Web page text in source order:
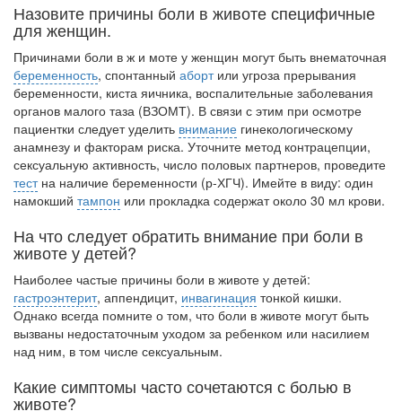
Назовите причины боли в животе специфичные
для женщин.
Причинами боли в ж и моте у женщин могут быть внематочная
беременность, спон­танный абортили угроза прерывания
беременности, киста яичника, воспалительные заболевания
органов малого таза (ВЗОМТ). В связи с этим при осмотре
пациентки следует уделить внимание гинекологическому
анамнезу и факторам риска. Уточните метод контрацепции,
сексуальную активность, число половых партнеров, проведите
тестна наличие беременности (р-ХГЧ). Имейте в виду: один
намокший тампон или прокладка содержат около 30 мл крови.
На что следует обратить внимание при боли в
животе у детей?
Наиболее частые причины боли в животе у детей:
гастроэнтерит, аппендицит, инвагинация тонкой кишки.
Однако всегда помните о том, что боли в животе могут быть
вызваны недостаточным уходом за ребенком или насилием
над ним, в том числе сексуальным.
Какие симптомы часто сочетаются с болью в
животе?